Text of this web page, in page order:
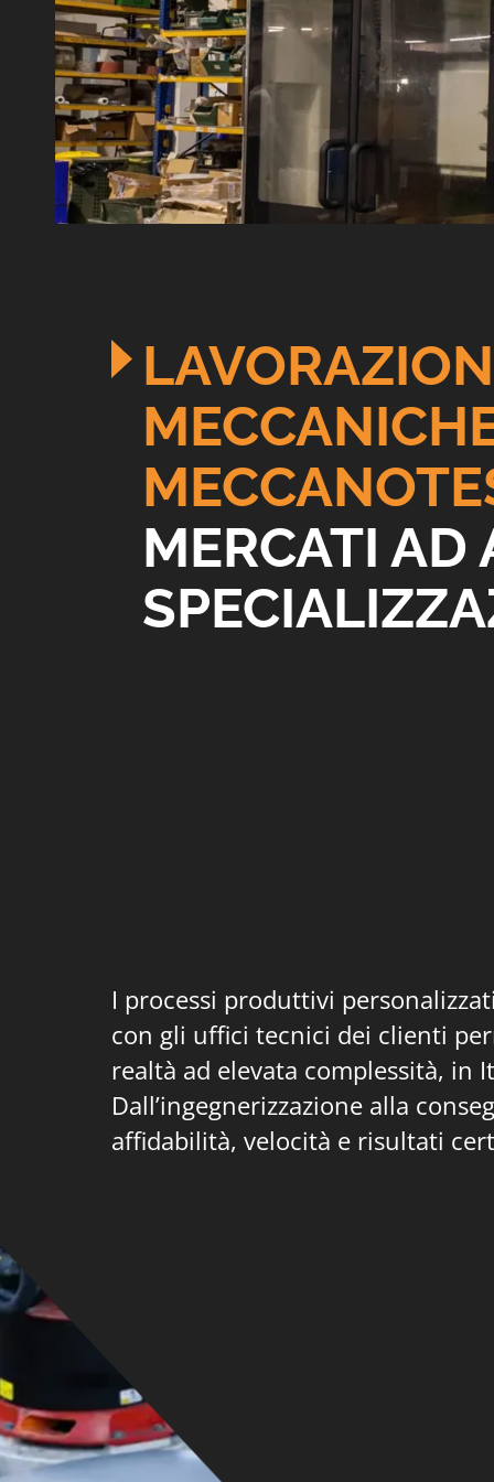
MERCATI AD
I processi produttivi
con gli uffici tecnici dei clienti
realtà ad elevata complessità, in
Dall’ingegnerizzazione alla
affidabilità, velocità e risultati